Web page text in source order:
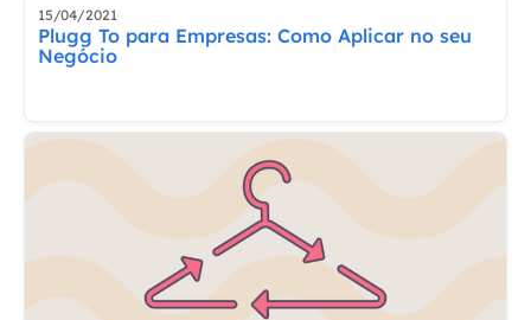
15/04/2021
Plugg To para Empresas: Como Aplicar no seu
Negócio